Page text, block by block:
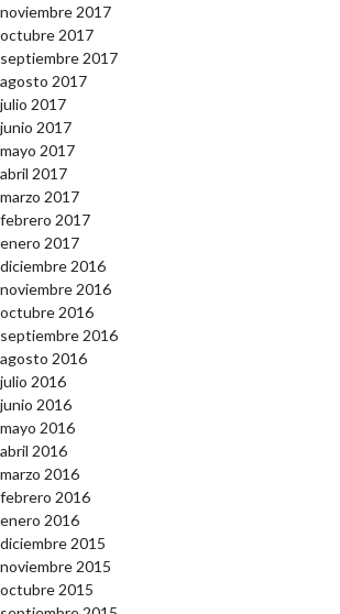
noviembre 2017
octubre 2017
septiembre 2017
agosto 2017
julio 2017
junio 2017
mayo 2017
abril 2017
marzo 2017
febrero 2017
enero 2017
diciembre 2016
noviembre 2016
octubre 2016
septiembre 2016
agosto 2016
julio 2016
junio 2016
mayo 2016
abril 2016
marzo 2016
febrero 2016
enero 2016
diciembre 2015
noviembre 2015
octubre 2015